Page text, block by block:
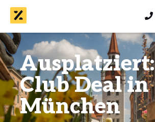
Ausplatziert:
Club Deal in
München